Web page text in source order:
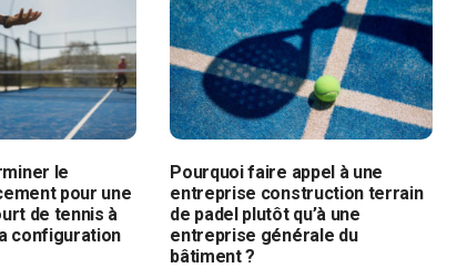
le
pour une
de tennis à
configuration
Pourquoi faire appel à une
entreprise construction terrain
de padel plutôt qu’à une
entreprise générale du
bâtiment ?